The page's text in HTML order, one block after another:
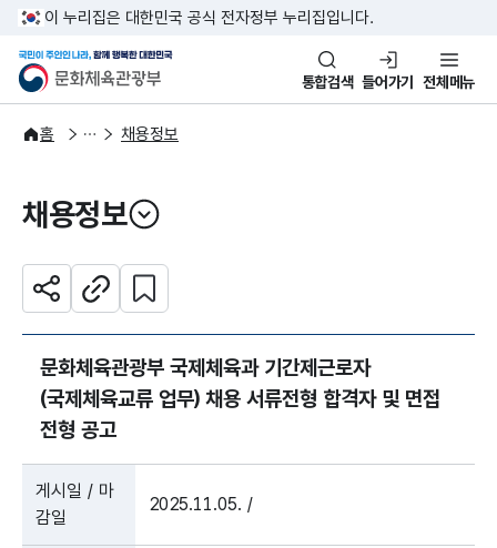
본문 바로가기
주메뉴 바로가기
이 누리집은 대한민국 공식 전자정부 누리집입니다.
문화체육관광부
국민이 주인인 나라, 함께 행복
통합검색 들어가기 전체메뉴
홈
알림·소식
알림 채용정보
채용정보
열기
공유하기주소복사
관심 콘텐츠 설정하기
문화체육관광부 국제체육과 기간제근로자
(국제체육교류 업무) 채용 서류전형 합격자 및 면접
전형 공고
게시일 / 마
감일
2025.11.05. /